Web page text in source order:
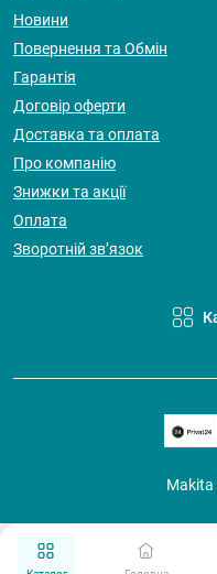
Новини
Повернення та Обмін
Гарантія
Договір оферти
Доставка та оплата
Про компанію
Знижки та акції
Оплата
Зворотній зв’язок
Makita